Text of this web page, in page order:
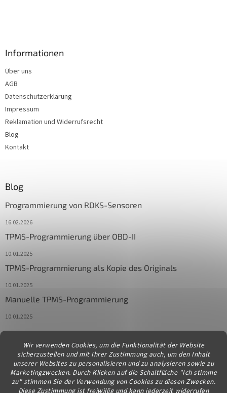
Wir verwenden Cookies, um die Funktionalität der Website
sicherzustellen und mit Ihrer Zustimmung auch, um den Inhalt
unserer Websites zu personalisieren und zu analysieren sowie zu
Marketingzwecken. Durch Klicken auf die Schaltfläche "Ich stimme
zu" stimmen Sie der Verwendung von Cookies zu diesen Zwecken.
Diese Zustimmung ist freiwillig und kann jederzeit widerrufen
Informationen
Über uns
AGB
Datenschutzerklärung
Impressum
Reklamation und Widerrufsrecht
Blog
Kontakt
Blog
Programmierung von RDKS-Sensoren
16.02.2026
TPMS-Programmierung über OBD-II
10.01.2025
TPMS-Programmierung als Kopie des Originals
10.01.2025
Manuelle TPMS-Programmierung
10.01.2025
Kontakt
info@diagstore.at